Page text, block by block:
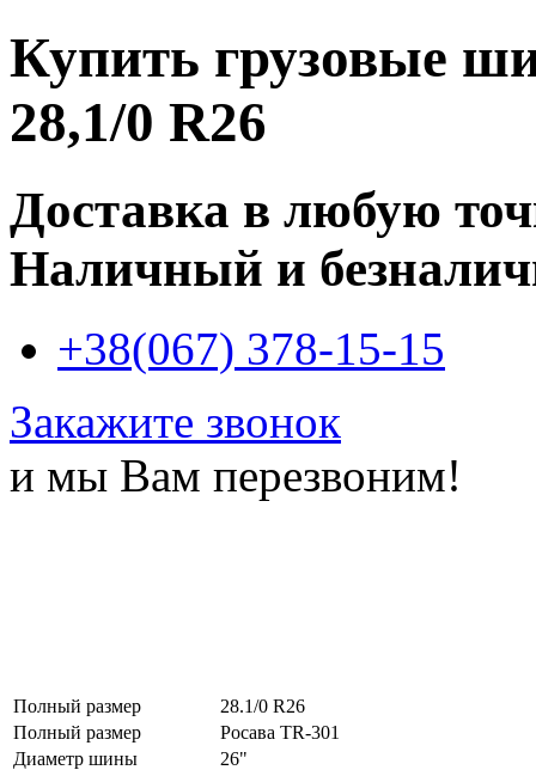
Купить грузовые
28,1/0 R26
Доставка в любую
Наличный и
+38(067) 378-15-15
Закажите звонок
и мы Вам перезвоним!
Полный размер
28.1/0 R26
Полный размер
Росава TR-301
Диаметр шины
26"